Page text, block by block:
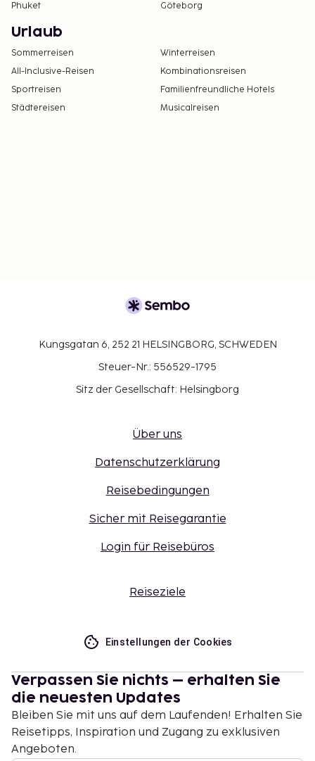
Phuket
Göteborg
Urlaub
Sommerreisen
Winterreisen
All-Inclusive-Reisen
Kombinationsreisen
Sportreisen
Familienfreundliche Hotels
Städtereisen
Musicalreisen
Kungsgatan 6, 252 21 HELSINGBORG, SCHWEDEN
Steuer-Nr.: 556529-1795
Sitz der Gesellschaft: Helsingborg
Über uns
Datenschutzerklärung
Reisebedingungen
Sicher mit Reisegarantie
Login für Reisebüros
Reiseziele
Einstellungen der Cookies
Verpassen Sie nichts – erhalten Sie
die neuesten Updates
Bleiben Sie mit uns auf dem Laufenden! Erhalten Sie
Reisetipps, Inspiration und Zugang zu exklusiven
Angeboten.